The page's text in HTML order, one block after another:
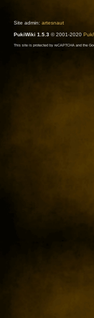
Site admin: artesnaut
PukiWiki 1.5.3© 2001-2020
This site is protected by reCAPTCHA and the